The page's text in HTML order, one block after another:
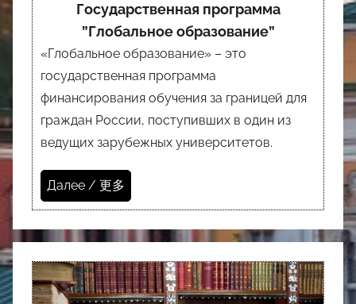
Государственная программа
”Глобальное образование”
«Глобальное образование» – это
государственная программа
финансирования обучения за границей для
граждан России, поступивших в один из
ведущих зарубежных университетов.
Далее / 更多